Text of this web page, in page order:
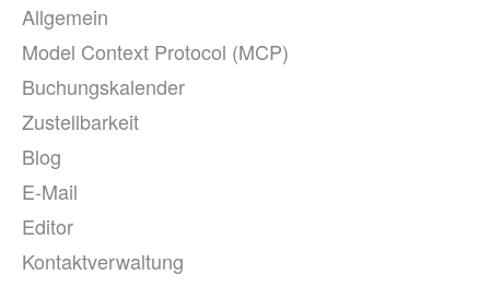
Allgemein
Model Context Protocol (MCP)
Buchungskalender
Zustellbarkeit
Blog
E-Mail
Editor
Kontaktverwaltung